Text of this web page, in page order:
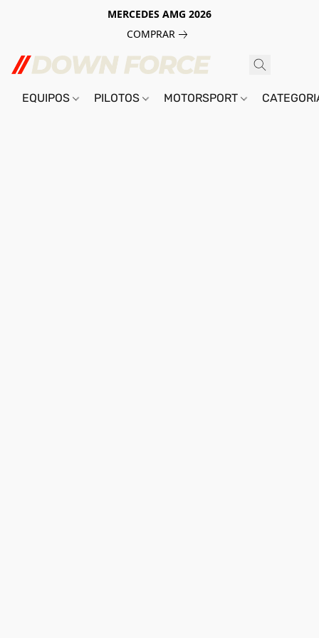
MERCEDES AMG 2026
COMPRAR
EQUIPOS PILOTOS MOTORSPORT